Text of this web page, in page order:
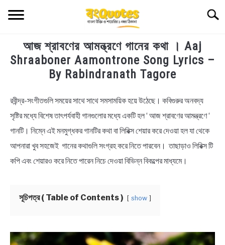
TECHNOLOGY
HEALTH & LIFESTYLE
BIOGRAPHY
EDUCATIONAL
BENGALI WISHES
আজ শ্রাবণের আমন্ত্রণে গানের কথা । Aaj
Shraaboner Aamontrone Song Lyrics –
By Rabindranath Tagore
in
Bengali
Lyrics
রবীন্দ্র-সংগীতগুলি সময়ের সাথে সাথে সমসাময়িক হয়ে উঠেছে। কবিগুরুর অনবদ্য
সৃষ্টির মধ্যে বিশেষ তাৎপর্যবাহী গানগুলোর মধ্যে একটি হল ‘ আজ শ্রাবণের আমন্ত্রণে ‘
গানটি। নিম্নে এই মনমুগ্ধকর গানটির কথা বা লিরিক্স শেয়ার করে দেওয়া হল যা থেকে
আপনারা খুব সহজেই গানের কথাগুলি সংগ্রহ করে নিতে পারবেন। তাছাড়াও লিরিক্স টি
কপি এবং শেয়ারও করে নিতে পারেন নিচে দেওয়া বিভিন্ন বিকল্পের মাধ্যমে।
সূচিপত্র ( Table of Contents ) show